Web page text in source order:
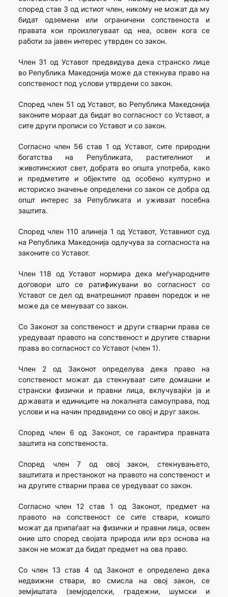
според став 3 од истиот член, никому не можат да му
бидат одземени или ограничени сопственоста и
правата кои произлегуваат од неа, освен кога се
работи за јавен интерес утврден со закон.
Член 31 од Уставот предвидува дека странско лице
во Република Македонија може да стекнува право на
сопственост под услови утврдени со закон.
Според член 51 од Уставот, во Република Македонија
законите мораат да бидат во согласност со Уставот, а
сите други прописи со Уставот и со закон.
Согласно член 56 став 1 од Уставот, сите природни
богатства на Републиката, растителниот и
животинскиот свет, добрата во општа употреба, како
и предметите и објектите од особено културно и
историско значење определени со закон се добра од
општ интерес за Републиката и уживаат посебна
заштита.
Според член 110 алинеја 1 од Уставот, Уставниот суд
на Република Македонија одлучува за согласноста на
законите со Уставот.
Член 118 од Уставот нормира дека меѓународните
договори што се ратификувани во согласност со
Уставот се дел од внатрешниот правен поредок и не
може да се менуваат со закон.
Со Законот за сопственост и други стварни права се
уредуваат правото на сопственост и другите стварни
права во согласност со Уставот (член 1).
Член 2 од Законот определува дека право на
сопственост можат да стекнуваат сите домашни и
странски физички и правни лица, вклучувајќи ја и
државата и единиците на локалната самоуправа, под
услови и на начин предвидени со овој и друг закон.
Според член 6 од Законот, се гарантира правната
заштита на сопственоста.
Според член 7 од овој закон, стекнувањето,
заштитата и престанокот на правото на сопственост и
на другите стварни права се уредуваат со закон.
Согласно член 12 став 1 од Законот, предмет на
правото на сопственост се сите ствари, коишто
можат да припаѓаат на физички и правни лица, освен
оние што според својата природа или врз основа на
закон не можат да бидат предмет на ова право.
Со член 13 став 4 од Законот е определено дека
недвижни ствари, во смисла на овој закон, се
земјиштата (земјоделски, градежни, шумски и